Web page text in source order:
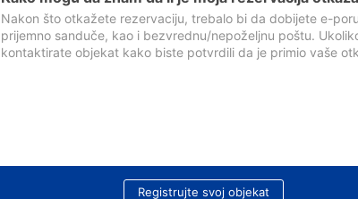
Nakon što otkažete rezervaciju, trebalo bi da dobijete e-
prijemno sanduče, kao i bezvrednu/nepoželjnu poštu.
kontaktirate objekat kako biste potvrdili da je primio vaše
Registrujte svoj objekat